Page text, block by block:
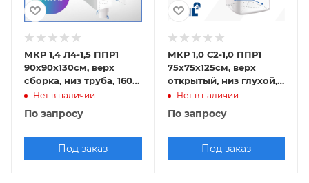
МКР 1,4 Л4-1,5 ППР1
90х90х130см, верх
сборка, низ труба, 160г/
м2Нет в наличии
По запросу
Под заказ
МКР 1,0 С2-1,0 ППР1
75х75х125см, верх
открытый, низ глухой,
160г/м2
Нет в наличии
По запросу
Под заказ